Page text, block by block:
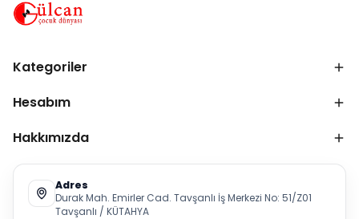
Kategoriler
Hesabım
Hakkımızda
Adres
Durak Mah. Emirler Cad. Tavşanlı İş Merkezi No: 51/Z01
Tavşanlı / KÜTAHYA